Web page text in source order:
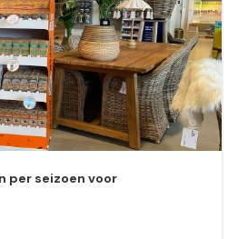
per seizoen voor